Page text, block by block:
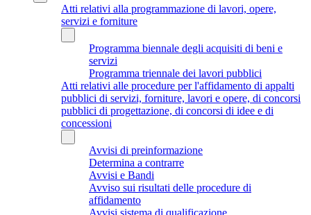
Atti relativi alla programmazione di lavori, opere,
servizi e forniture
Programma biennale degli acquisiti di beni e
servizi
Programma triennale dei lavori pubblici
Atti relativi alle procedure per l'affidamento di appalti
pubblici di servizi, forniture, lavori e opere, di concorsi
pubblici di progettazione, di concorsi di idee e di
concessioni
Avvisi di preinformazione
Determina a contrarre
Avvisi e Bandi
Avviso sui risultati delle procedure di
affidamento
Avvisi sistema di qualificazione